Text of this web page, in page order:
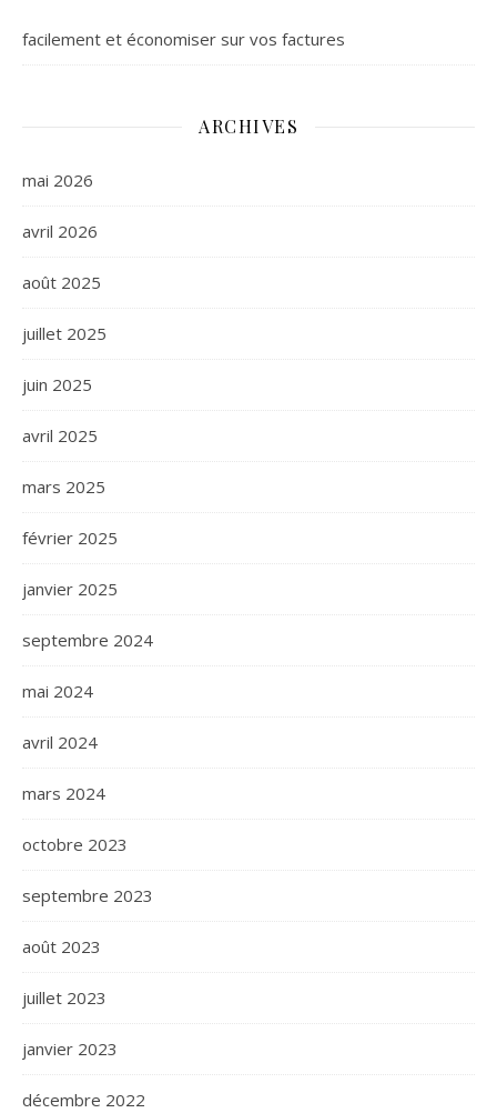
facilement et économiser sur vos factures
ARCHIVES
mai 2026
avril 2026
août 2025
juillet 2025
juin 2025
avril 2025
mars 2025
février 2025
janvier 2025
septembre 2024
mai 2024
avril 2024
mars 2024
octobre 2023
septembre 2023
août 2023
juillet 2023
janvier 2023
décembre 2022